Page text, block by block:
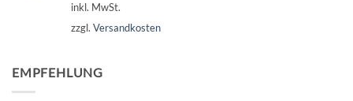
inkl. MwSt.
zzgl. Versandkosten
EMPFEHLUNG